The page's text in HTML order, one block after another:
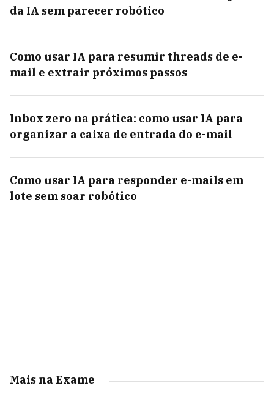
da IA sem parecer robótico
Como usar IA para resumir threads de e-
mail e extrair próximos passos
Inbox zero na prática: como usar IA para
organizar a caixa de entrada do e-mail
Como usar IA para responder e-mails em
lote sem soar robótico
Mais na Exame